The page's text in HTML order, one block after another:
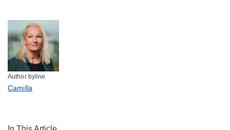
Author byline
Camilla